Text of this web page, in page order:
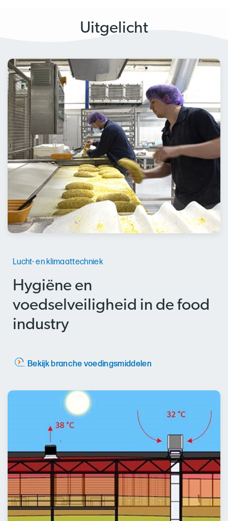
Uitgelicht
Lucht- en klimaattechniek
Hygiëne en
voedselveiligheid in de food
industry
Bekijk branche voedingsmiddelen